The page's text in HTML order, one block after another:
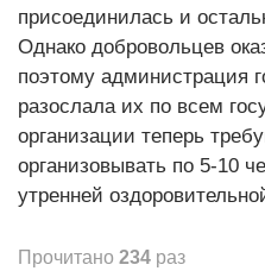
присоединилась и
Однако добровольцев
поэтому администрация
разослала их по всем
организации теперь
организовывать по 5-10
утренней
Прочитано 234 раз